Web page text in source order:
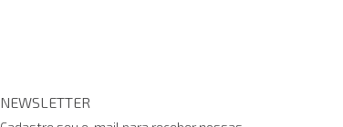
NEWSLETTER